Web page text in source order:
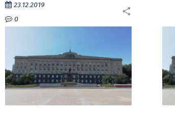
23.12.2019
0